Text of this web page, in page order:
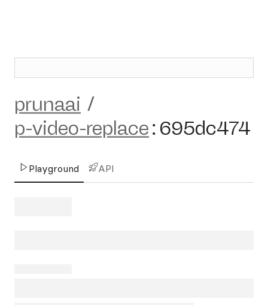
prunaai /
p-video-replace: 695dc474
Playground API